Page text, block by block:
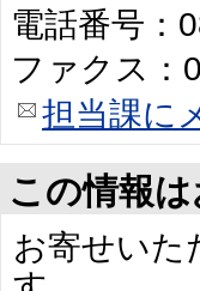
電話番号：
ファクス：
担当課に
この情報
お寄せいた